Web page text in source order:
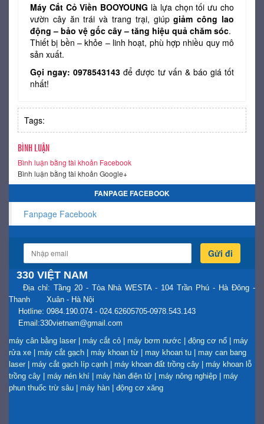
Máy Cắt Cỏ Viền BOOYOUNG là lựa chọn tối ưu cho
vườn cây ăn trái và trang trại, giúpgiảm công lao
động – bảo vệ gốc cây – tăng hiệu quả chăm sóc.
Thiết bị bền – khỏe – linh hoạt, phù hợp nhiều quy mô
sản xuất.
Gọi ngay: 0978543143 để được tư vấn & báo giá tốt
nhất!
Tags:
BÌNH LUẬN
Bình luận bằng tài khoản Facebook
Bình luận bằng tài khoản Google+
FANPAGE FACEBOOK
Fanpage Facebook
Gửi đi
330 VIỆT NAM
Địa chỉ: Tầng 20 - Tòa Nhà WESTA - 104 Trần Phú - Hà Đông -
Thanh Xuân - Hà Nội
Hotline: 0984.190.074 - 024.62605705-0978.543.143
Email:330vietnam@gmail.com
máy cân bằng laser | máy cắt cỏ | máy bơm nước | động cơ nổ | máy
rửa xe | máy cắt gạch | máy khoan từ | may khoan tu | may can bang
laser | máy cắt gạch líp cạnh | máy khoan đất trồng cây | máy khoan lỗ
trồng cây | máy nén khí | máy hàn điện tử | máy nông nghiệp | máy
phun thuốc trừ sâu | máy hàn | động cơ xăng